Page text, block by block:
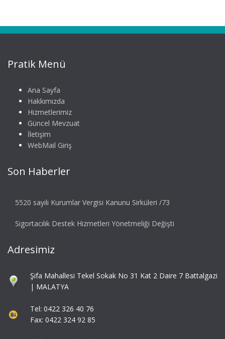
Pratik Menü
Ana Sayfa
Hakkımızda
Hizmetlerimiz
Güncel Mevzuat
İletişim
WebMail Giriş
Son Haberler
5520 sayılı Kurumlar Vergisi Kanunu Sirküleri /73
Sigortacılık Destek Hizmetleri Yönetmeliği Değişti
Adresimiz
Şifa Mahallesi Tekel Sokak No 31 Kat 2 Daire 7 Battalgazi
| MALATYA
Tel: 0422 326 40 76
Fax: 0422 324 92 85